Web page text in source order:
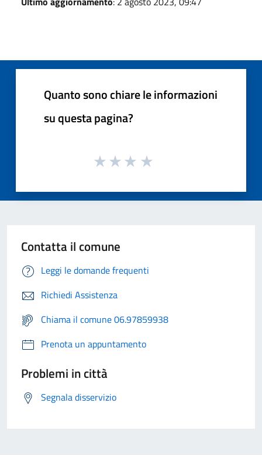
Quanto sono chiare le informazioni
su questa pagina?
Contatta il comune
Leggi le domande frequenti
Richiedi Assistenza
Chiama il comune 06.97859938
Prenota un appuntamento
Problemi in città
Segnala disservizio